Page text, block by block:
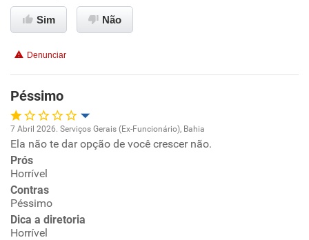
Sim Não
Denunciar
Péssimo
Oportunidade de promoção
Ambiente de trabalho
Conciliação com a vida familiar
7 Abril 2026. Serviços Gerais (Ex-Funcionário), Bahia
Ela não te dar opção de você crescer não.
Prós
Horrível
Contras
Péssimo
Dica a diretoria
Horrível